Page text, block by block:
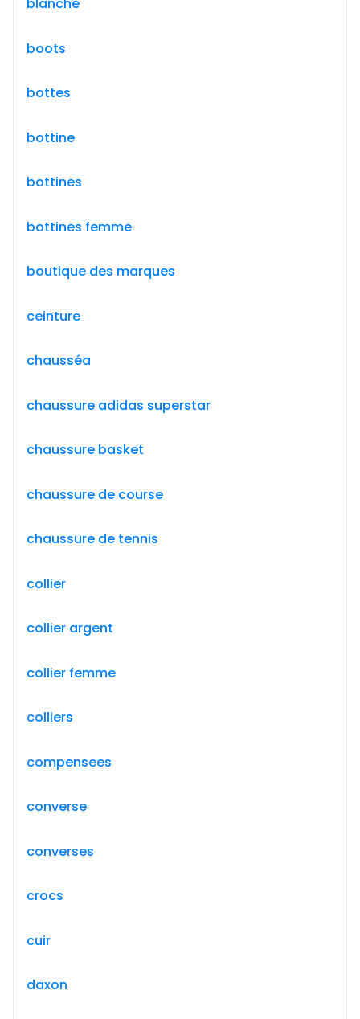
boots
bottes
bottine
bottines
bottines femme
boutique des marques
ceinture
chausséa
chaussure adidas superstar
chaussure basket
chaussure de course
chaussure de tennis
collier
collier argent
collier femme
colliers
compensees
converse
converses
crocs
cuir
daxon